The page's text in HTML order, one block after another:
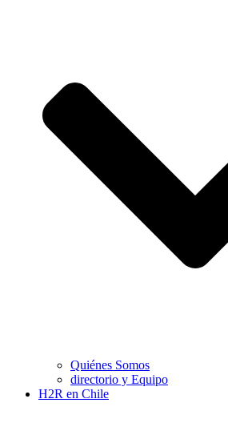
Quiénes Somos
directorio y Equipo
H2R en Chile